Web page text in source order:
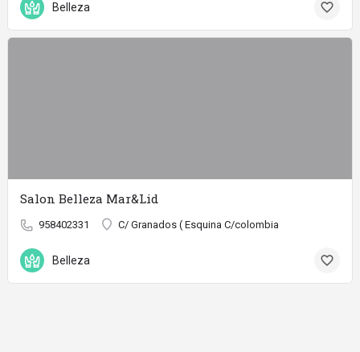
Belleza
Salon Belleza Mar&Lid
958402331 C/ Granados ( Esquina C/colombia
Belleza